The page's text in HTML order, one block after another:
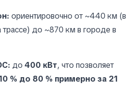
ориентировочно от ~440 км (в
до ~870 км в городе в
до 400 кВт, что позволяет
% до 80 % примерно за 21